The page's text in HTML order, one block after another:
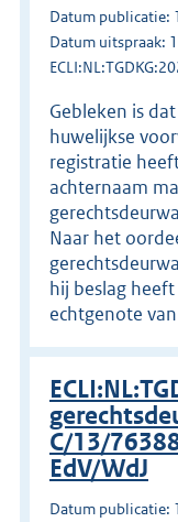
Datum publicatie:
Datum uitspraak:
Gebleken is
huwelijkse
registratie
achternaam
Naar het
hij beslag
echtgenote
C/13/
EdV/WdJ
Datum publicatie: